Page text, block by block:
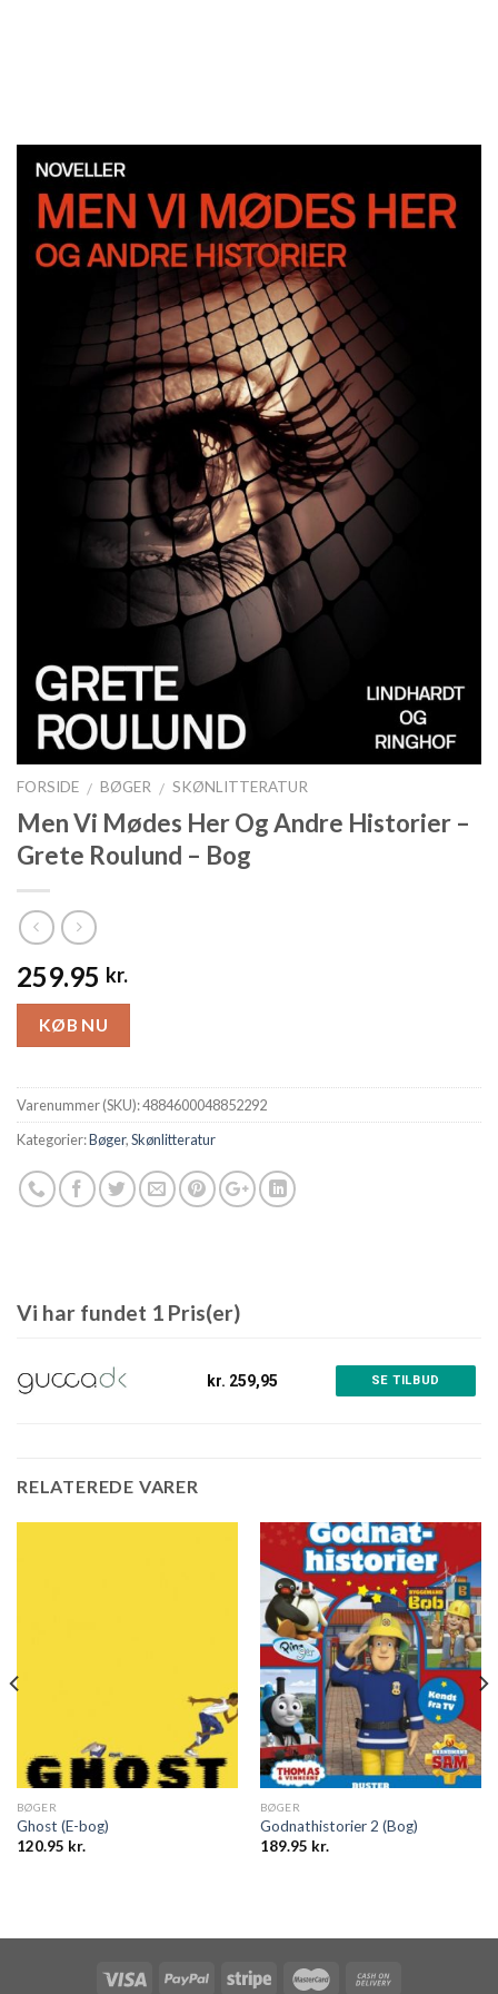
FORSIDE / BØGER / SKØNLITTERATUR
Men Vi Mødes Her Og Andre Historier –
Grete Roulund – Bog
259.95 kr.
KØB NU
Varenummer (SKU):4884600048852292
Kategorier:Bøger,Skønlitteratur
Vi har fundet 1 Pris(er)
kr. 259,95 SE TILBUD
RELATEREDE VARER
BØGER
Ghost (E-bog)
120.95 kr.
BØGER
Godnathistorier 2 (Bog)
189.95 kr.